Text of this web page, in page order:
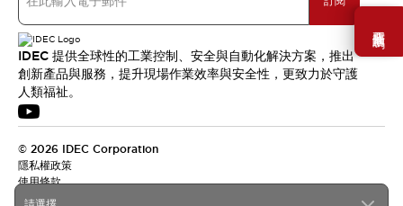
需要幫助嗎？
IDEC 提供全球性的工業控制、安全與自動化解決方案，推出
創新產品與服務，提升現場作業效率與安全性，更致力於守護
人類福祉。
© 2026 IDEC Corporation
隱私權政策
使用條款